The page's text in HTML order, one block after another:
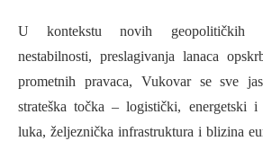
U kontekstu novih geopolitičkih
nestabilnosti, preslagivanja lanaca
prometnih pravaca, Vukovar se sve
strateška točka – logistički, energetski i
luka, željeznička infrastruktura i blizina